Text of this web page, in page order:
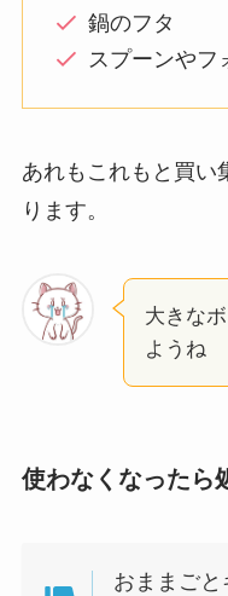
鍋のフタ
スプーンやフ
あれもこれもと買い
ります。
大きな
ようね
使わなくなったら
おままご